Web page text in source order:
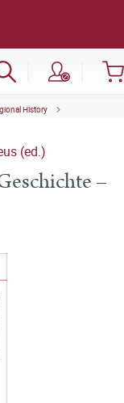
History
(ed.)
–